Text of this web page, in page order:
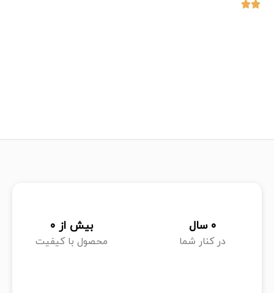
در کنار شما
0 سال
محصول با کیفیت
بیش از 0